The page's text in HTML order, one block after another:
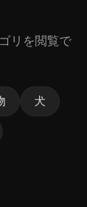
リを閲覧で
犬